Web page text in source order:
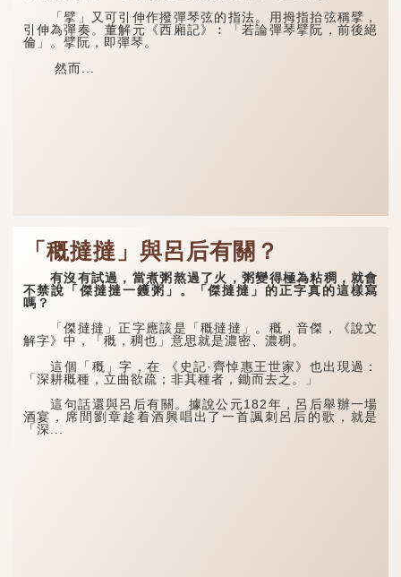
「擘」又可引伸作撥彈琴弦的指法。用拇指抬弦稱擘，
引伸為彈奏。董解元《西廂記》︰「若論彈琴擘阮，前後絕
倫」。擘阮，即彈琴。
然而...
「穊撻撻」與呂后有關？
有沒有試過，當煮粥熬過了火，粥變得極為粘稠，就會
不禁說「傑撻撻一鑊粥」。「傑撻撻」的正字真的這樣寫
嗎？
「傑撻撻」正字應該是「穊撻撻」。穊，音傑，《說文
解字》中，「穊，稠也」意思就是濃密、濃稠。
這個「穊」字，在 《史記·齊悼惠王世家》也出現過：
「深耕穊種，立曲欲疏；非其種者，鋤而去之。」
這句話還與呂后有關。據說公元182年，呂后舉辦一場
酒宴，席間劉章趁着酒興唱出了一首諷刺呂后的歌，就是
「深...